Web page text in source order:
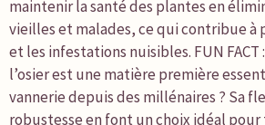
maintenir la santé des plantes en
vieilles et malades, ce qui contribue à
et les infestations nuisibles. FUN FACT
l’osier est une matière première
vannerie depuis des millénaires ? Sa
robustesse en font un choix idéal pour